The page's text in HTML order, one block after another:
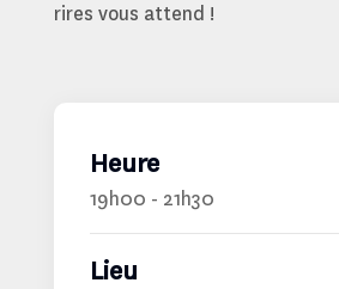
rires vous attend !
Heure
19h00 - 21h30
Lieu